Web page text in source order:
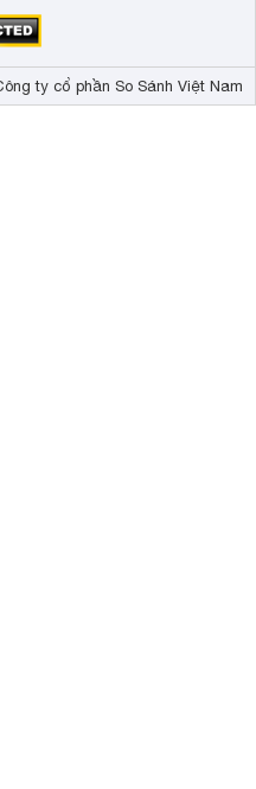
ty cổ phần So Sánh Việt Nam